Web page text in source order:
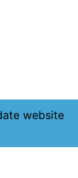
website